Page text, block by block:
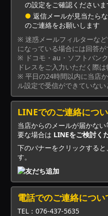
の設定をご確認ください
● 返信メールが見当たら
のご連絡をお願いします
※ 迷惑メールフィルターな
になっている場合には回答
※ ドコモ・au・ソフトバン
ドレスをご入力いただく際
※ 平日の24時間以内に当店
ル設定で受信ができていな
LINEでのご連絡につ
当店からのメールが届かな
要な場合は LINEをご検討く
下のバナーをクリックする
す。
電話でのご連絡につい
TEL：076-437-5635